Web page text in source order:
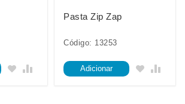
Pasta Zip Zap
Código: 13253
Adicionar